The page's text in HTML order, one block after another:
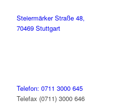
Steiermärker Straße 48,
70469 Stuttgart
Telefon: 0711 3000 645
Telefax (0711) 3000 646